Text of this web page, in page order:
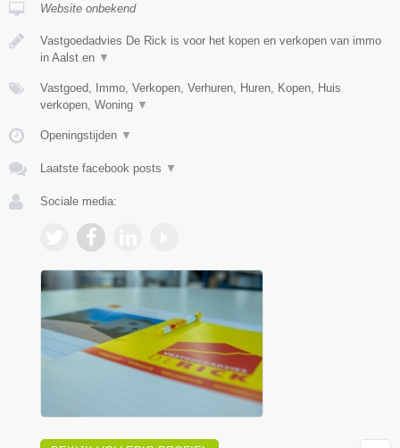
Website onbekend
Vastgoedadvies De Rick is voor het kopen en verkopen van immo
in Aalst en ▼
Vastgoed, Immo, Verkopen, Verhuren, Huren, Kopen, Huis
verkopen, Woning ▼
Openingstijden ▼
Laatste facebook posts ▼
Sociale media: